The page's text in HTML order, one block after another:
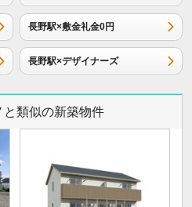
長野駅×敷金礼金0円
長野駅×デザイナーズ
と類似の新築物件